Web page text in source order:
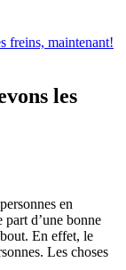
freins, maintenant!
les
en
d’une bonne
En effet, le
Les choses